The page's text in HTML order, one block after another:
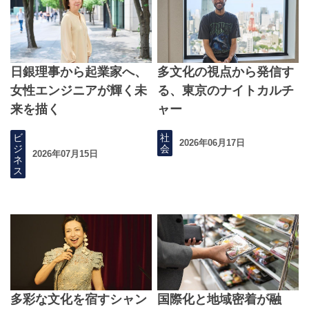
日銀理事から起業家へ、
女性エンジニアが輝く未
来を描く
ビ
ジ
ネ
ス
2026年07月15日
多文化の視点から発信す
る、東京のナイトカルチ
ャー
社
会
2026年06月17日
多彩な文化を宿すシャン
国際化と地域密着が融